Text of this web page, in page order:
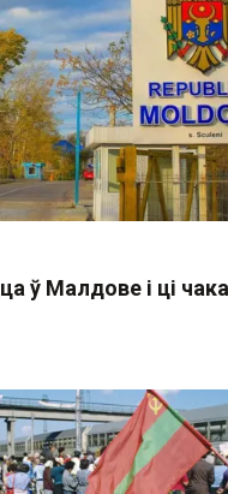
ў Малдове і ці